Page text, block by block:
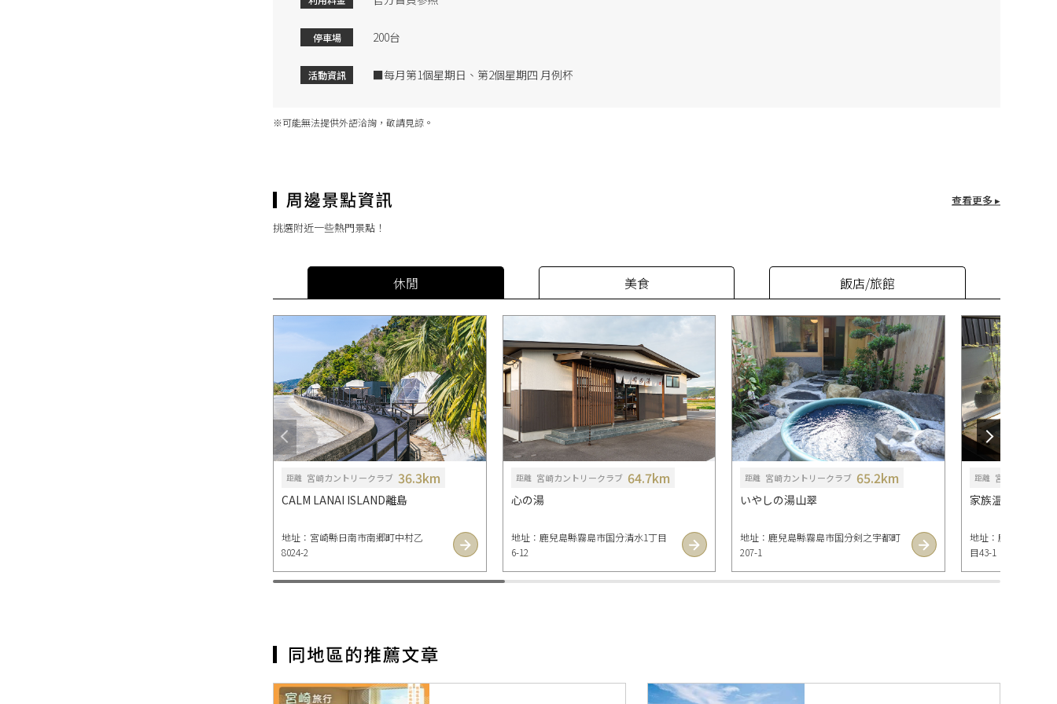
停車場 200台
活動資訊 ■每月第1個星期日、第2個星期四 月例杯
※可能無法提供外語洽詢，敬請見諒。
查看更多 ▸
挑選附近一些熱門景點！
休閒 美食 飯店/旅館
距離 宮崎カントリークラブ 36.3km
CALM LANAI ISLAND離島
地址：宮崎縣日南市南郷町中村乙
8024-2
距離 宮崎カントリークラブ 64.7km
心の湯
地址：鹿兒島縣霧島市国分清水1丁目
6-12
距離 宮崎カントリークラブ 65.2km
いやしの湯山翠
地址：鹿兒島縣霧島市国分剣之宇都町
207-1
距離 宮崎カントリ
家族温泉 木の花
地址：鹿兒島縣霧
目43-1